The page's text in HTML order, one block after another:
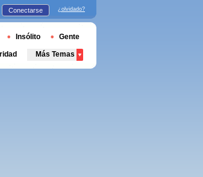
Conectarse ¿olvidado?
Insólito Gente
Más Temas